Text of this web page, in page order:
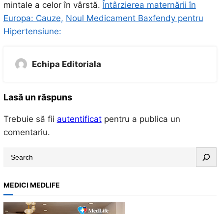
mintale a celor în vârstă. Întârzierea maternării în
Europa: Cauze, Noul Medicament Baxfendy pentru
Hipertensiune:
Echipa Editoriala
Lasă un răspuns
Trebuie să fii autentificatpentru a publica un
comentariu.
a
r
c
MEDICI MEDLIFE